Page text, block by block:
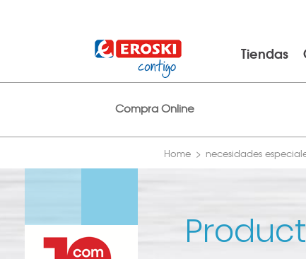
Tiendas
Compra Online
Home necesidades